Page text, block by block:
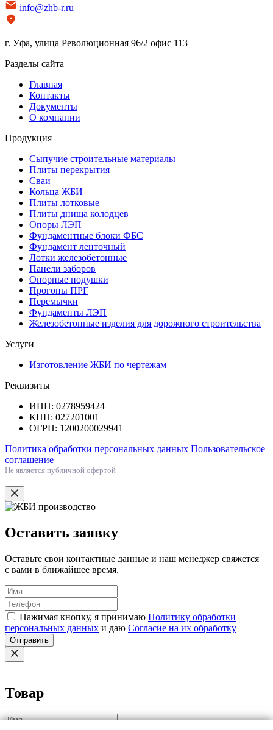
info@zhb-r.ru
г. Уфа, улица Революционная 96/2 офис 113
Разделы сайта
Главная
Контакты
Документы
О компании
Продукция
Сыпучие строительные материалы
Плиты перекрытия
Сваи
Кольца ЖБИ
Плиты лотковые
Плиты днища колодцев
Опоры ЛЭП
Фундаментные блоки ФБС
Фундамент ленточный
Лотки железобетонные
Панели заборов
Опорные подушки
Прогоны ПРГ
Перемычки
Фундаменты ЛЭП
Железобетонные изделия для дорожного строительства
Услуги
Изготовление ЖБИ по чертежам
Реквизиты
ИНН: 0278959424
КПП: 027201001
ОГРН: 1200200029941
Политика обработки персональных данных Пользовательское
соглашение
Не является публичной офертой
Оставить заявку
Оставьте свои контактные данные и наш менеджер свяжется
с вами в ближайшее время.
Нажимая кнопку, я принимаю Политику обработки
персональных данных и даю Согласие на их обработку
Отправить
Товар